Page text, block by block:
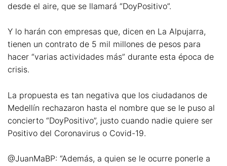
desde el aire, que se llamará “DoyPositivo”.
Y lo harán con empresas que, dicen en La Alpujarra,
tienen un contrato de 5 mil millones de pesos para
hacer “varias actividades más” durante esta época de
crisis.
La propuesta es tan negativa que los ciudadanos de
Medellín rechazaron hasta el nombre que se le puso al
concierto “DoyPositivo”, justo cuando nadie quiere ser
Positivo del Coronavirus o Covid-19.
@JuanMaBP: “Además, a quien se le ocurre ponerle a